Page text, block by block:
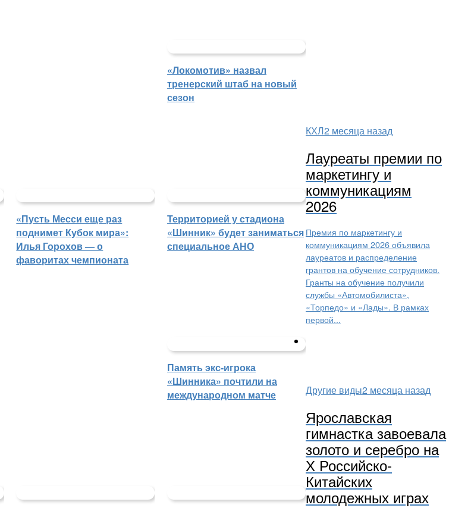
«Локомотив» назвал
тренерский штаб на новый
сезон
«Пусть Месси еще раз
поднимет Кубок мира»:
Илья Горохов — о
фаворитах чемпионата
Территорией у стадиона
«Шинник» будет заниматься
специальное АНО
Память экс-игрока
«Шинника» почтили на
международном матче
КХЛ2 месяца назад
Лауреаты премии по
маркетингу и
коммуникациям
2026
Премия по маркетингу и
коммуникациям 2026 объявила
лауреатов и распределение
грантов на обучение сотрудников.
Гранты на обучение получили
службы «Автомобилиста»,
«Торпедо» и «Лады». В рамках
первой...
Другие виды2 месяца назад
Ярославская
гимнастка завоевала
золото и серебро на
Х Российско-
Китайских
молодежных играх